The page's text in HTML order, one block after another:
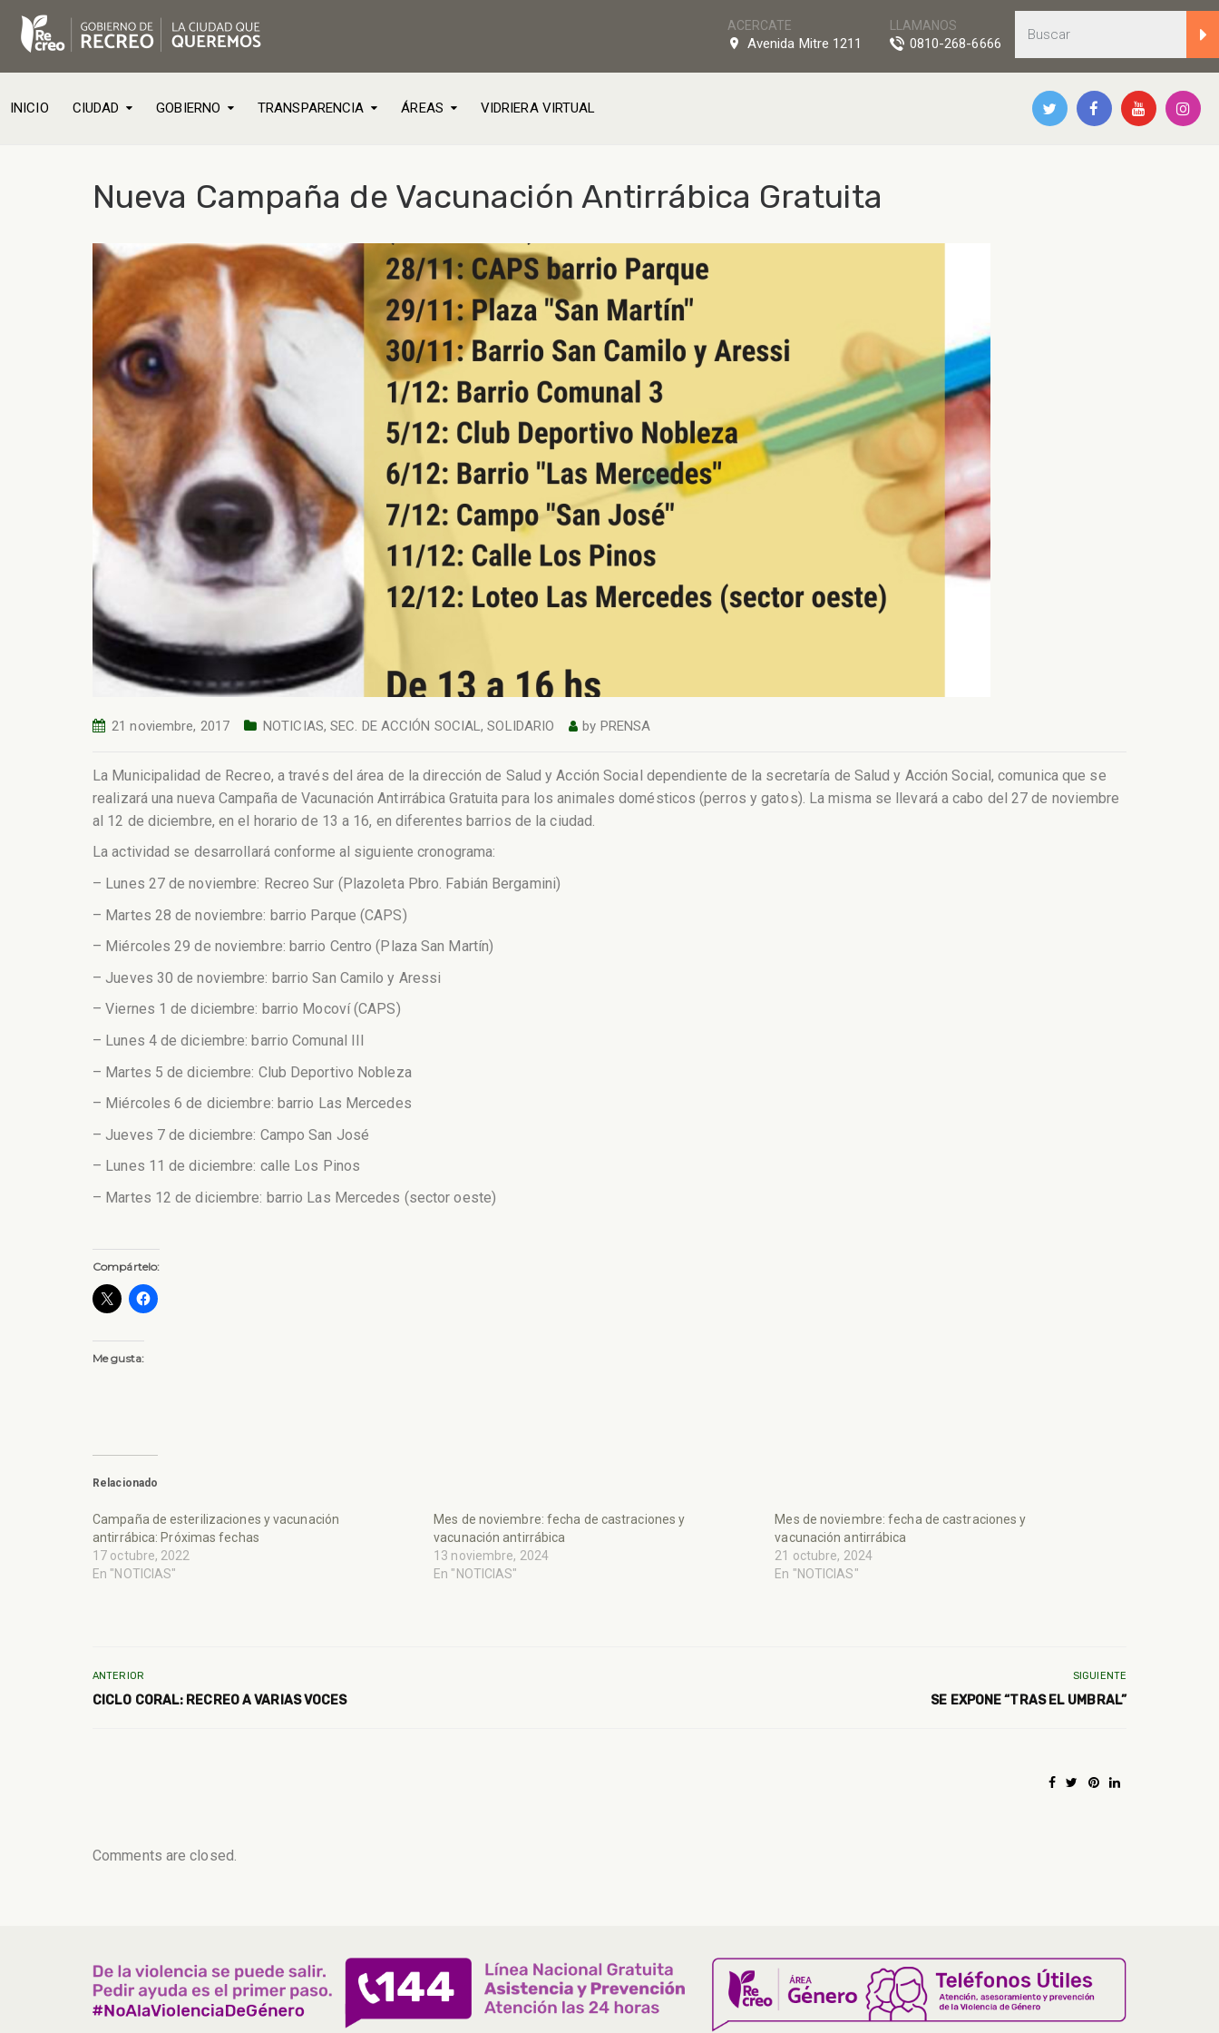
LLAMANOS
0810-268-6666
ACERCATE
Avenida Mitre 1211
INICIO CIUDAD GOBIERNO TRANSPARENCIA ÁREAS VIDRIERA VIRTUAL
Nueva Campaña de Vacunación Antirrábica Gratuita
21 noviembre, 2017 NOTICIAS,SEC. DE ACCIÓN SOCIAL,SOLIDARIO by PRENSA
La Municipalidad de Recreo, a través del área de la dirección de Salud y Acción Social dependiente de la secretaría de Salud y Acción Social, comunica que se
realizará una nueva Campaña de Vacunación Antirrábica Gratuita para los animales domésticos (perros y gatos). La misma se llevará a cabo del 27 de noviembre
al 12 de diciembre, en el horario de 13 a 16, en diferentes barrios de la ciudad.
La actividad se desarrollará conforme al siguiente cronograma:
– Lunes 27 de noviembre: Recreo Sur (Plazoleta Pbro. Fabián Bergamini)
– Martes 28 de noviembre: barrio Parque (CAPS)
– Miércoles 29 de noviembre: barrio Centro (Plaza San Martín)
– Jueves 30 de noviembre: barrio San Camilo y Aressi
– Viernes 1 de diciembre: barrio Mocoví (CAPS)
– Lunes 4 de diciembre: barrio Comunal III
– Martes 5 de diciembre: Club Deportivo Nobleza
– Miércoles 6 de diciembre: barrio Las Mercedes
– Jueves 7 de diciembre: Campo San José
– Lunes 11 de diciembre: calle Los Pinos
– Martes 12 de diciembre: barrio Las Mercedes (sector oeste)
Compártelo:
Me gusta:
Relacionado
Campaña de esterilizaciones y vacunación
antirrábica: Próximas fechas
17 octubre, 2022
En "NOTICIAS"
Mes de noviembre: fecha de castraciones y
vacunación antirrábica
13 noviembre, 2024
En "NOTICIAS"
Mes de noviembre: fecha de castraciones y
vacunación antirrábica
21 octubre, 2024
En "NOTICIAS"
ANTERIOR
CICLO CORAL: RECREO A VARIAS VOCES
SIGUIENTE
SE EXPONE “TRAS EL UMBRAL”
Comments are closed.